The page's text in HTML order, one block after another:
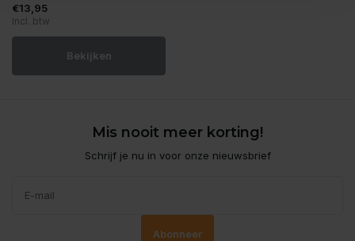
€13,95
Incl. btw
Bekijken
Mis nooit meer korting!
Schrijf je nu in voor onze nieuwsbrief
Abonneer